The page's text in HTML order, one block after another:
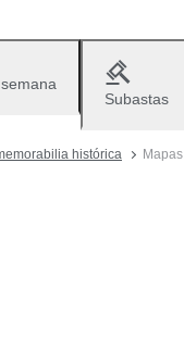
Subastas
histórica Mapas